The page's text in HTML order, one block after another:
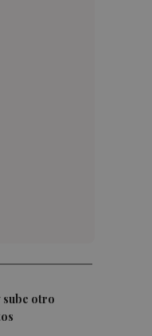
sube otro